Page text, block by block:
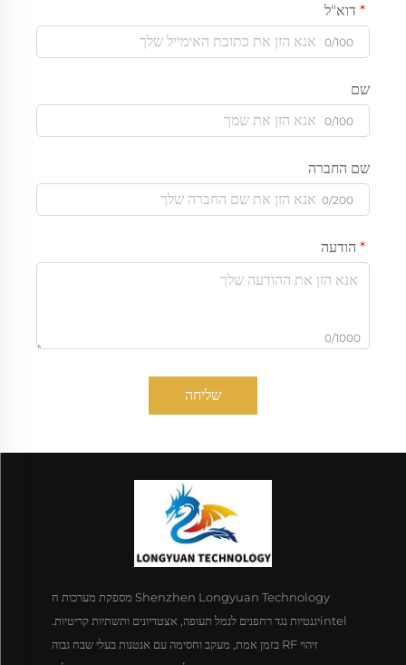
דוא"ל
0/100
שם
0/100
שם החברה
0/200
הודעה
0/1000
שליחה
Shenzhen Longyuan Technology מספקת מערכות ח
intelיגנטיות נגד רחפנים לנמל תעופה, אצטדיונים ותשתיות קריטיות.
זיהוי RF בזמן אמת, מעקב וחסימה עם אנטנות בעלי שבח גבוה